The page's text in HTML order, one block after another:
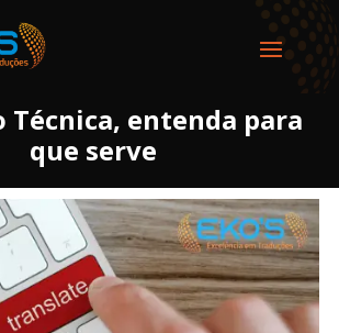
Técnica, entenda para
que serve